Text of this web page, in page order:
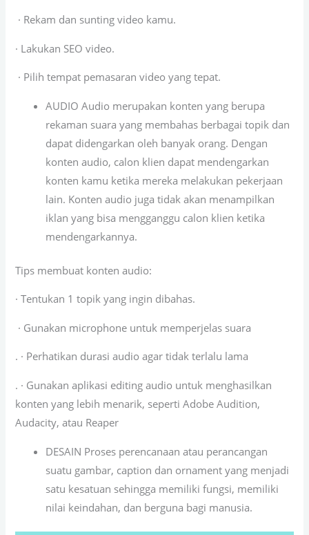
· Rekam dan sunting video kamu.
· Lakukan SEO video.
· Pilih tempat pemasaran video yang tepat.
AUDIO Audio merupakan konten yang berupa
rekaman suara yang membahas berbagai topik dan
dapat didengarkan oleh banyak orang. Dengan
konten audio, calon klien dapat mendengarkan
konten kamu ketika mereka melakukan pekerjaan
lain. Konten audio juga tidak akan menampilkan
iklan yang bisa mengganggu calon klien ketika
mendengarkannya.
Tips membuat konten audio:
· Tentukan 1 topik yang ingin dibahas.
· Gunakan microphone untuk memperjelas suara
. · Perhatikan durasi audio agar tidak terlalu lama
. · Gunakan aplikasi editing audio untuk menghasilkan
konten yang lebih menarik, seperti Adobe Audition,
Audacity, atau Reaper
DESAIN Proses perencanaan atau perancangan
suatu gambar, caption dan ornament yang menjadi
satu kesatuan sehingga memiliki fungsi, memiliki
nilai keindahan, dan berguna bagi manusia.